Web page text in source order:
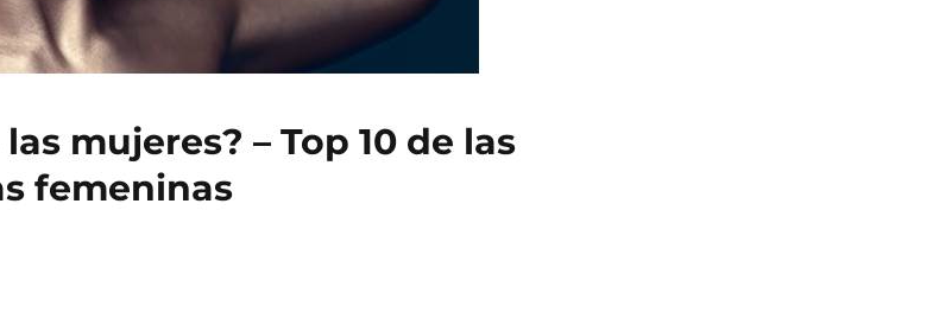
mujeres? – Top 10 de las
femeninas